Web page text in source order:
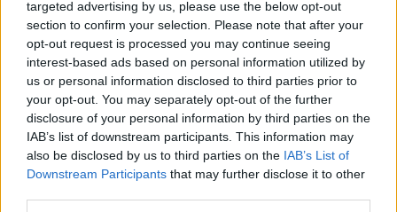
targeted advertising by us, please use the below opt-out
section to confirm your selection. Please note that after your
opt-out request is processed you may continue seeing
interest-based ads based on personal information utilized by
us or personal information disclosed to third parties prior to
your opt-out. You may separately opt-out of the further
disclosure of your personal information by third parties on the
IAB’s list of downstream participants. This information may
also be disclosed by us to third parties on the IAB’s List of
Downstream Participants that may further disclose it to other
Nem csak növényrajongóknak! – 8
arborétum, amelyet érdemes
meglátogatni
ÉLŐ BOLYGÓNK 5 perc
Pár éven belül szivacsvárosokká
kellene alakítanunk a